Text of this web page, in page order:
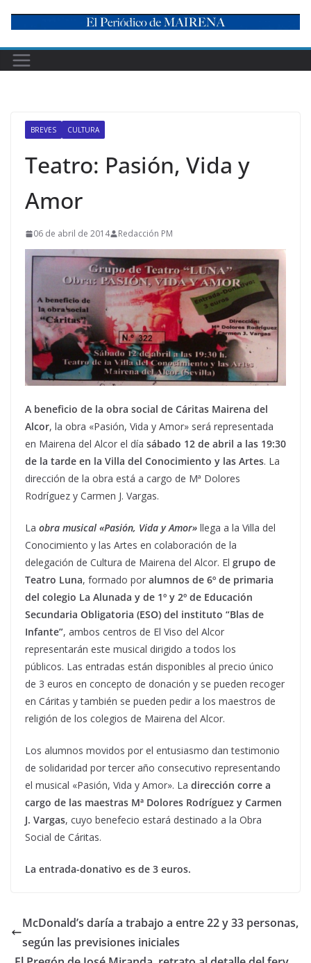
content
BREVES CULTURA
Teatro: Pasión, Vida y
Amor
06 de abril de 2014 Redacción PM
A beneficio de la obra social de Cáritas Mairena del
Alcor, la obra «Pasión, Vida y Amor» será representada
en Mairena del Alcor el día sábado 12 de abril a las 19:30
de la tarde en la Villa del Conocimiento y las Artes. La
dirección de la obra está a cargo de Mª Dolores
Rodríguez y Carmen J. Vargas.
La obra musical «Pasión, Vida y Amor» llega a la Villa del
Conocimiento y las Artes en colaboración de la
delegación de Cultura de Mairena del Alcor. El grupo de
Teatro Luna, formado por alumnos de 6º de primaria
del colegio La Alunada y de 1º y 2º de Educación
Secundaria Obligatoria (ESO) del instituto “Blas de
Infante”, ambos centros de El Viso del Alcor
representarán este musical dirigido a todos los
públicos. Las entradas están disponibles al precio único
de 3 euros en concepto de donación y se pueden recoger
en Cáritas y también se pueden pedir a los maestros de
religión de los colegios de Mairena del Alcor.
Los alumnos movidos por el entusiasmo dan testimonio
de solidaridad por tercer año consecutivo representando
el musical «Pasión, Vida y Amor». La dirección corre a
cargo de las maestras Mª Dolores Rodríguez y Carmen
J. Vargas, cuyo benefecio estará destinado a la Obra
Social de Cáritas.
La entrada-donativo es de 3 euros.
McDonald’s daría a trabajo a entre 22 y 33 personas,
según las previsiones iniciales